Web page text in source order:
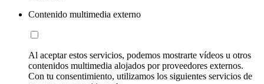
Contenido multimedia externo
Al aceptar estos servicios, podemos mostrarte vídeos u otros
contenidos multimedia alojados por proveedores externos.
Con tu consentimiento, utilizamos los siguientes servicios de